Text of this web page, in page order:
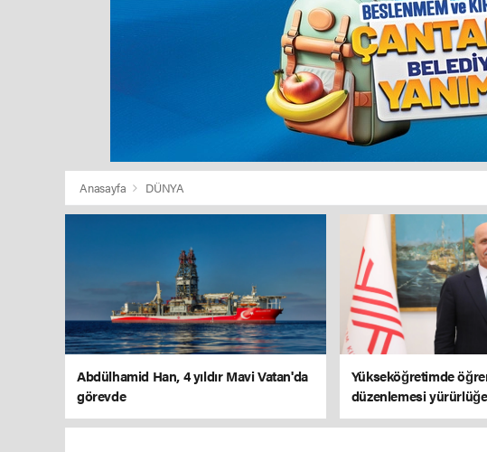
Anasayfa DÜNYA
Abdülhamid Han, 4 yıldır Mavi Vatan'da
görevde
Yükseköğretimde
düzenlemesi